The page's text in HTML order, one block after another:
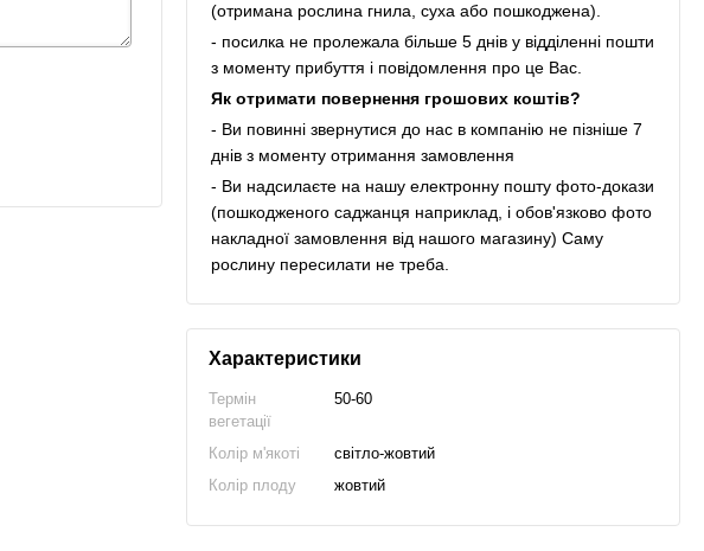
(отримана рослина гнила, суха або пошкоджена).
- посилка не пролежала більше 5 днів у відділенні пошти
з моменту прибуття і повідомлення про це Вас.
Як отримати повернення грошових коштів?
- Ви повинні звернутися до нас в компанію не пізніше 7
днів з моменту отримання замовлення
- Ви надсилаєте на нашу електронну пошту фото-докази
(пошкодженого саджанця наприклад, і обов'язково фото
накладної замовлення від нашого магазину) Саму
рослину пересилати не треба.
Характеристики
Термін
вегетації
50-60
Колір м'якоті
світло-жовтий
Колір плоду
жовтий